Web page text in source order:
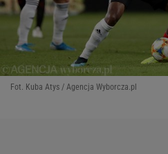
Fot. Kuba Atys / Agencja Wyborcza.pl